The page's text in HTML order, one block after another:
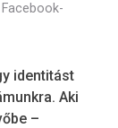
identitást
Aki
–